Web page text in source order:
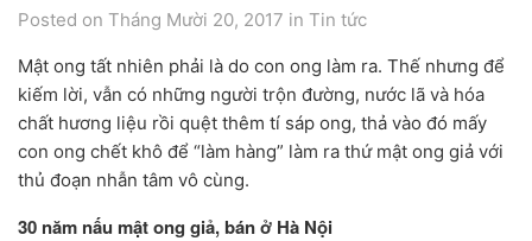
Posted on Tháng Mười 20, 2017 in Tin tức
Mật ong tất nhiên phải là do con ong làm ra. Thế nhưng để
kiếm lời, vẫn có những người trộn đường, nước lã và hóa
chất hương liệu rồi quệt thêm tí sáp ong, thả vào đó mấy
con ong chết khô để “làm hàng” làm ra thứ mật ong giả với
thủ đoạn nhẫn tâm vô cùng.
30 năm nấu mật ong giả, bán ở Hà Nội